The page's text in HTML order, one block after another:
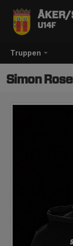
Truppen
ÅKER/
U14F
Simon